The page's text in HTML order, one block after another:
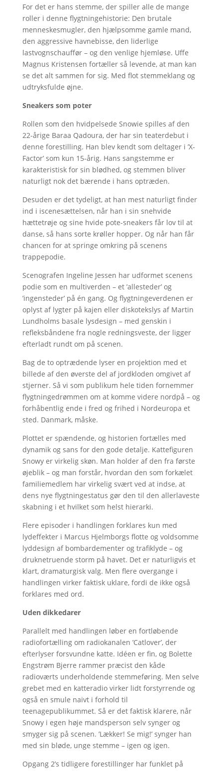
For det er hans stemme, der spiller alle de mange
roller i denne flygtningehistorie: Den brutale
menneskesmugler, den hjælpsomme gamle mand,
den aggressive havnebisse, den liderlige
lastvognschauffør – og den venlige hjemløse. Uffe
Magnus Kristensen fortæller så levende, at man kan
se det alt sammen for sig. Med flot stemmeklang og
udtryksfulde øjne.
Sneakers som poter
Rollen som den hvidpelsede Snowie spilles af den
22-årige Baraa Qadoura, der har sin teaterdebut i
denne forestilling. Han blev kendt som deltager i ’X-
Factor’ som kun 15-årig. Hans sangstemme er
karakteristisk for sin blødhed, og stemmen bliver
naturligt nok det bærende i hans optræden.
Desuden er det tydeligt, at han mest naturligt finder
ind i iscenesættelsen, når han i sin snehvide
hættetrøje og sine hvide pote-sneakers får lov til at
danse, så hans sorte krøller hopper. Og når han får
chancen for at springe omkring på scenens
trappepodie.
Scenografen Ingeline Jessen har udformet scenens
podie som en multiverden – et ’allesteder’ og
’ingensteder’ på én gang. Og flygtningeverdenen er
oplyst af lygter på kajen eller diskotekslys af Martin
Lundholms basale lysdesign – med genskin i
refleksbåndene fra nogle redningsveste, der ligger
efterladt rundt om på scenen.
Bag de to optrædende lyser en projektion med et
billede af den øverste del af jordkloden omgivet af
stjerner. Så vi som publikum hele tiden fornemmer
flygtningedrømmen om at komme videre nordpå – og
forhåbentlig ende i fred og frihed i Nordeuropa et
sted. Danmark, måske.
Plottet er spændende, og historien fortælles med
dynamik og sans for den gode detalje. Kattefiguren
Snowy er virkelig skøn. Man holder af den fra første
øjeblik – og man forstår, hvordan den som forkælet
familiemedlem har virkelig svært ved at indse, at
dens nye flygtningestatus gør den til den allerlaveste
skabning i et hvilket som helst hierarki.
Flere episoder i handlingen forklares kun med
lydeffekter i Marcus Hjelmborgs flotte og voldsomme
lyddesign af bombardementer og trafiklyde – og
druknetruende storm på havet. Det er naturligvis et
klart, dramaturgisk valg. Men flere overgange i
handlingen virker faktisk uklare, fordi de ikke også
forklares med ord.
Uden dikkedarer
Parallelt med handlingen løber en fortløbende
radiofortælling om radiokanalen ’Catlover’, der
efterlyser forsvundne katte. Idéen er fin, og Bolette
Engstrøm Bjerre rammer præcist den kåde
radioværts underholdende stemmeføring. Men selve
grebet med en katteradio virker lidt forstyrrende og
også en smule naivt i forhold til
teenagepublikummet. Så er det faktisk klarere, når
Snowy i egen høje mandsperson selv synger og
smyger sig på scenen. ’Lækker! Se mig!’ synger han
med sin bløde, unge stemme – igen og igen.
Opgang 2’s tidligere forestillinger har funklet på